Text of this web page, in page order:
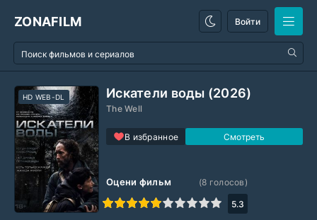
ZONAFILM Войти
Искатели воды (2026)
The Well
В избранное
HD WEB-DL
Оцени фильм
2 3 4 5 6 7 8 9 10
(8 голосов)
5.3